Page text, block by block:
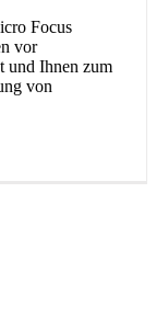
Focus
vor
und Ihnen zum
von